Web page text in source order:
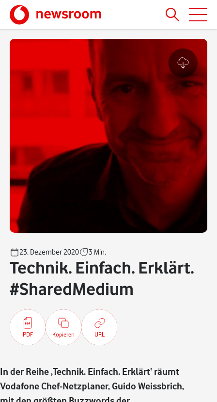
23. Dezember 2020 3 Min.
Technik. Einfach. Erklärt.
#SharedMedium
PDF Kopieren URL
In der Reihe ‚Technik. Einfach. Erklärt‘ räumt
Vodafone Chef-Netzplaner, Guido Weissbrich,